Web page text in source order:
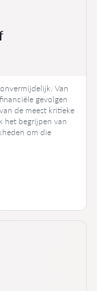
Van
gevolgen
de meest kritieke
het begrijpen van
om die